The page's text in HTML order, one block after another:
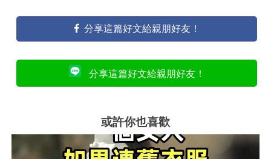
分享這篇好文給親朋好友！
分享這篇好文給親朋好友！
或許你也喜歡